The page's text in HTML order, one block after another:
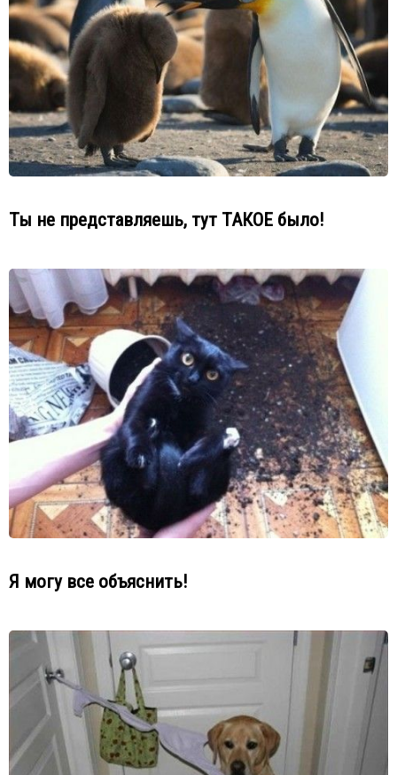
Ты не представляешь, тут ТАКОЕ было!
Я могу все объяснить!